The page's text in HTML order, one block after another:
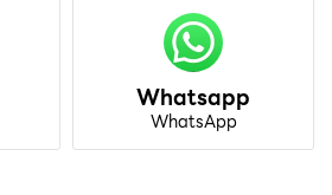
Whatsapp
WhatsApp